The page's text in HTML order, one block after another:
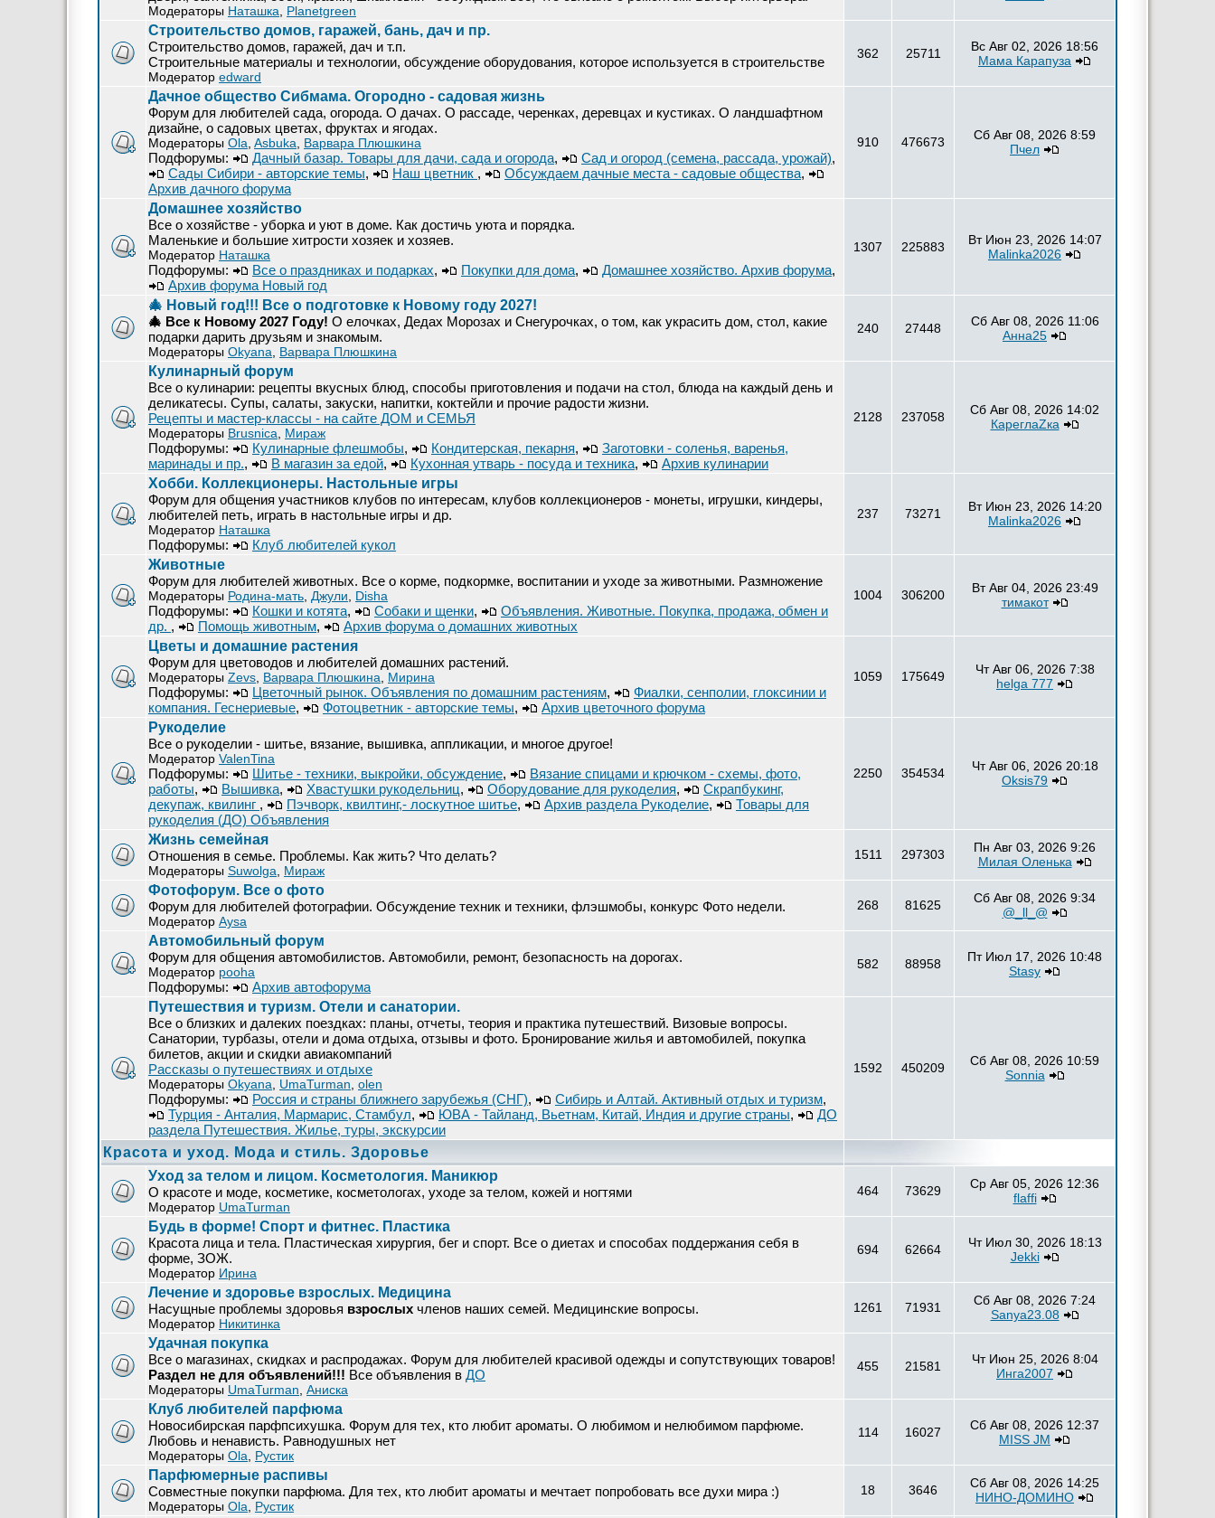
Модераторы Наташка Planetgreen
Строительство домов, гаражей, бань, дач и пр.
Строительство домов, гаражей, дач и т.п.
Строительные материалы и технологии, обсуждение оборудования, которое используется в строительстве
Модератор edward
362 25711
Вс Авг 02, 2026 18:56
Мама Карапуза
Дачное общество Сибмама. Огородно - садовая жизнь
Форум для любителей сада, огорода. О дачах. О рассаде, черенках, деревцах и кустиках. О ландшафтном
дизайне, о садовых цветах, фруктах и ягодах.
Модераторы Ola Asbuka Варвара Плюшкина
Подфорумы: Дачный базар. Товары для дачи, сада и огорода, Сад и огород (семена, рассада, урожай),
Сады Сибири - авторские темы, Наш цветник , Обсуждаем дачные места - садовые общества,
Архив дачного форума
910 476673
Сб Авг 08, 2026 8:59
Пчел
Домашнее хозяйство
Все о хозяйстве - уборка и уют в доме. Как достичь уюта и порядка.
Маленькие и большие хитрости хозяек и хозяев.
Модератор Наташка
Подфорумы: Все о праздниках и подарках, Покупки для дома, Домашнее хозяйство. Архив форума,
Архив форума Новый год
1307 225883
Вт Июн 23, 2026 14:07
Malinka2026
🎄 Новый год!!! Все о подготовке к Новому году 2027!
🎄 Все к Новому 2027 Году! О елочках, Дедах Морозах и Снегурочках, о том, как украсить дом, стол, какие
подарки дарить друзьям и знакомым.
Модераторы Okyana Варвара Плюшкина
240 27448
Сб Авг 08, 2026 11:06
Анна25
Кулинарный форум
Все о кулинарии: рецепты вкусных блюд, способы приготовления и подачи на стол, блюда на каждый день и
деликатесы. Супы, салаты, закуски, напитки, коктейли и прочие радости жизни.
Рецепты и мастер-классы - на сайте ДОМ и СЕМЬЯ
Модераторы Brusnica Мираж
Подфорумы: Кулинарные флешмобы, Кондитерская, пекарня,
Заготовки - соленья, варенья,
маринады и пр., В магазин за едой, Кухонная утварь - посуда и техника, Архив кулинарии
2128 237058
Сб Авг 08, 2026 14:02
КареглаZка
Хобби. Коллекционеры. Настольные игры
Форум для общения участников клубов по интересам, клубов коллекционеров - монеты, игрушки, киндеры,
любителей петь, играть в настольные игры и др.
Модератор Наташка
Подфорумы: Клуб любителей кукол
237 73271
Вт Июн 23, 2026 14:20
Malinka2026
Животные
Форум для любителей животных. Все о корме, подкормке, воспитании и уходе за животными. Размножение
Модераторы Родина-мать Джули Disha
Подфорумы: Кошки и котята, Собаки и щенки,
Объявления. Животные. Покупка, продажа, обмен и
др. , Помощь животным, Архив форума о домашних животных
1004 306200
Вт Авг 04, 2026 23:49
тимакот
Цветы и домашние растения
Форум для цветоводов и любителей домашних растений.
Модераторы Zevs Варвара Плюшкина Мирина
Подфорумы: Цветочный рынок. Объявления по домашним растениям,
Фиалки, сенполии, глоксинии и
компания. Геснериевые, Фотоцветник - авторские темы, Архив цветочного форума
1059 175649
Чт Авг 06, 2026 7:38
helga 777
Рукоделие
Все о рукоделии - шитье, вязание, вышивка, аппликации, и многое другое!
Модератор ValenTina
Подфорумы: Шитье - техники, выкройки, обсуждение,
Вязание спицами и крючком - схемы, фото,
работы, Вышивка, Хвастушки рукодельниц, Оборудование для рукоделия,
Скрапбукинг,
декупаж, квилинг , Пэчворк, квилтинг,- лоскутное шитье, Архив раздела Рукоделие,
Товары для
рукоделия (ДО) Объявления
2250 354534
Чт Авг 06, 2026 20:18
Oksis79
Жизнь семейная
Отношения в семье. Проблемы. Как жить? Что делать?
Модераторы Suwolga Мираж
1511 297303
Пн Авг 03, 2026 9:26
Милая Оленька
Фотофорум. Все о фото
Форум для любителей фотографии. Обсуждение техник и техники, флэшмобы, конкурс Фото недели.
Модератор Aysa
268 81625
Сб Авг 08, 2026 9:34
@_ll_@
Автомобильный форум
Форум для общения автомобилистов. Автомобили, ремонт, безопасность на дорогах.
Модератор pooha
Подфорумы: Архив автофорума
582 88958
Пт Июл 17, 2026 10:48
Stasy
Путешествия и туризм. Отели и санатории.
Все о близких и далеких поездках: планы, отчеты, теория и практика путешествий. Визовые вопросы.
Санатории, турбазы, отели и дома отдыха, отзывы и фото. Бронирование жилья и автомобилей, покупка
билетов, акции и скидки авиакомпаний
Рассказы о путешествиях и отдыхе
Модераторы Okyana UmaTurman olen
Подфорумы: Россия и страны ближнего зарубежья (СНГ), Сибирь и Алтай. Активный отдых и туризм,
Турция - Анталия, Мармарис, Стамбул, ЮВА - Тайланд, Вьетнам, Китай, Индия и другие страны,
ДО
раздела Путешествия. Жилье, туры, экскурсии
1592 450209
Сб Авг 08, 2026 10:59
Sonnia
Красота и уход. Мода и стиль. Здоровье
Уход за телом и лицом. Косметология. Маникюр
О красоте и моде, косметике, косметологах, уходе за телом, кожей и ногтями
Модератор UmaTurman
464 73629
Ср Авг 05, 2026 12:36
flaffi
Будь в форме! Спорт и фитнес. Пластика
Красота лица и тела. Пластическая хирургия, бег и спорт. Все о диетах и способах поддержания себя в
форме, ЗОЖ.
Модератор Ирина
694 62664
Чт Июл 30, 2026 18:13
Jekki
Лечение и здоровье взрослых. Медицина
Насущные проблемы здоровья взрослых членов наших семей. Медицинские вопросы.
Модератор Никитинка
1261 71931
Сб Авг 08, 2026 7:24
Sanya23.08
Удачная покупка
Все о магазинах, скидках и распродажах. Форум для любителей красивой одежды и сопутствующих товаров!
Раздел не для объявлений!!! Все объявления в ДО
Модераторы UmaTurman Аниска
455 21581
Чт Июн 25, 2026 8:04
Инга2007
Клуб любителей парфюма
Новосибирская парфпсихушка. Форум для тех, кто любит ароматы. О любимом и нелюбимом парфюме.
Любовь и ненависть. Равнодушных нет
Модераторы Ola Рустик
114 16027
Сб Авг 08, 2026 12:37
MISS JM
Парфюмерные распивы
Совместные покупки парфюма. Для тех, кто любит ароматы и мечтает попробовать все духи мира :)
Модераторы Ola Рустик
18 3646
Сб Авг 08, 2026 14:25
НИНО-ДОМИНО